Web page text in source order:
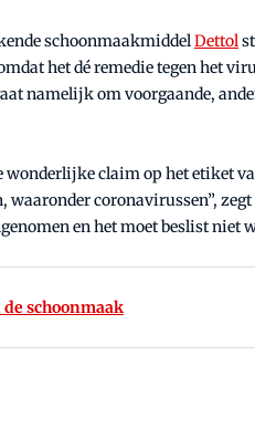
schoonmaakmiddelDettol
het dé remedie tegen het
namelijk om voorgaande,
claim op het etiket
coronavirussen”,
en het moet beslist niet
schoonmaak